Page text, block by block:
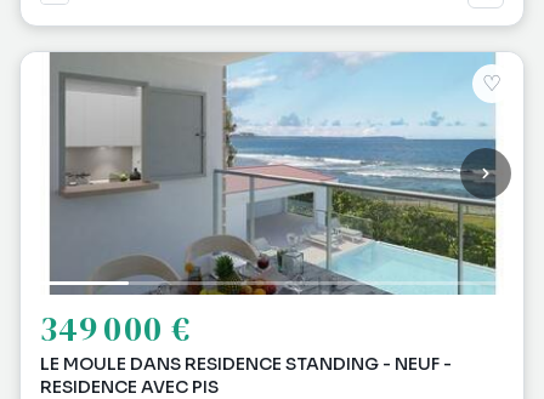
♡
349 000 €
LE MOULE DANS RESIDENCE STANDING - NEUF -
RESIDENCE AVEC PIS